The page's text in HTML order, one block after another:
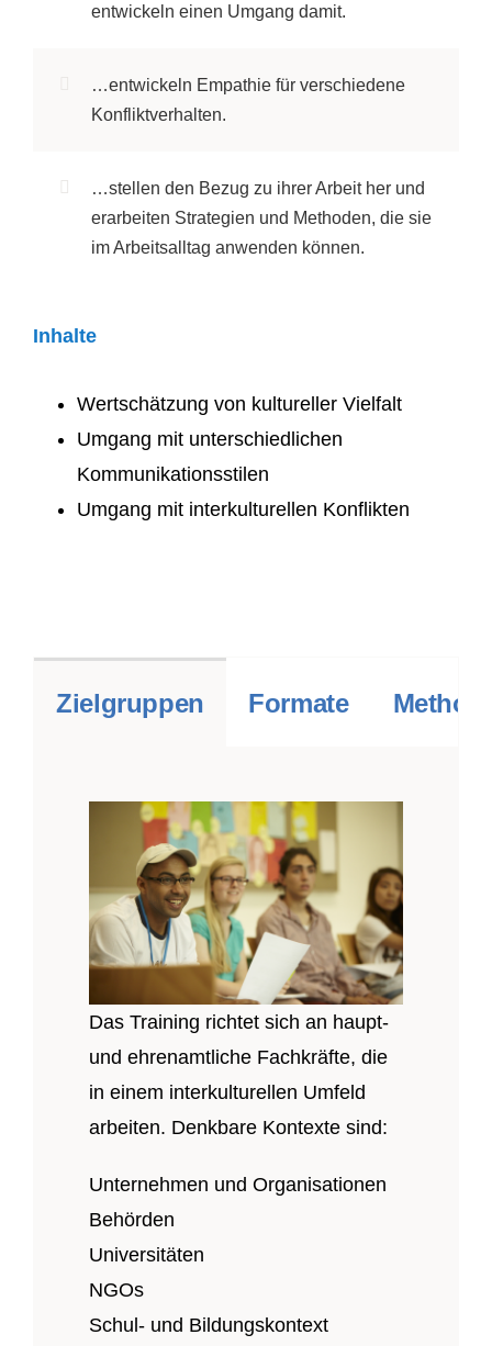
entwickeln einen Umgang damit.
…entwickeln Empathie für verschiedene
Konfliktverhalten.
…stellen den Bezug zu ihrer Arbeit her und
erarbeiten Strategien und Methoden, die sie
im Arbeitsalltag anwenden können.
Inhalte
Wertschätzung von kultureller Vielfalt
Umgang mit unterschiedlichen
Kommunikationsstilen
Umgang mit interkulturellen Konflikten
Zielgruppen Formate
Das Training richtet sich an haupt-
und ehrenamtliche Fachkräfte, die
in einem interkulturellen Umfeld
arbeiten. Denkbare Kontexte sind:
Unternehmen und Organisationen
Behörden
Universitäten
NGOs
Schul- und Bildungskontext